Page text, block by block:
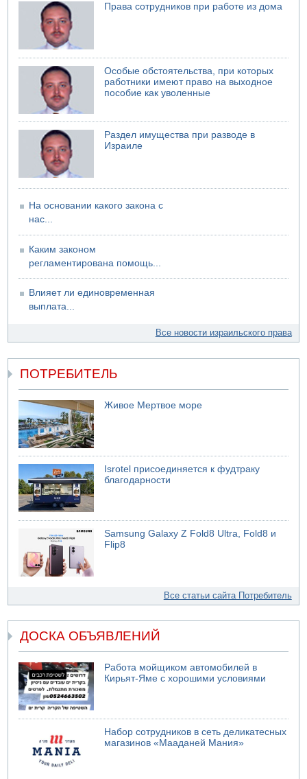
В Иерусалиме водитель врезался в забор и серьезно
пострадал
Права сотрудников при работе из дома
Особые обстоятельства, при которых
работники имеют право на выходное
пособие как уволенные
Раздел имущества при разводе в
Израиле
На основании какого закона с
нас...
Каким законом
регламентирована помощь...
Влияет ли единовременная
выплата...
Все новости израильского права
ПОТРЕБИТЕЛЬ
Живое Мертвое море
Isrotel присоединяется к фудтраку
благодарности
Samsung Galaxy Z Fold8 Ultra, Fold8 и
Flip8
Все статьи сайта Потребитель
ДОСКА ОБЪЯВЛЕНИЙ
Работа мойщиком автомобилей в
Кирьят-Яме с хорошими условиями
Набор сотрудников в сеть деликатесных
магазинов «Мааданей Мания»